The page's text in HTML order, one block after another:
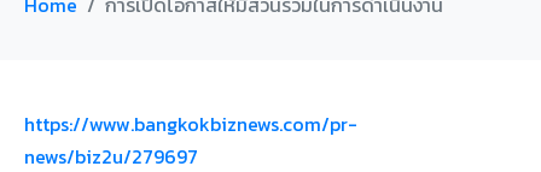
https://www.bangkokbiznews.com/pr-
news/biz2u/279697